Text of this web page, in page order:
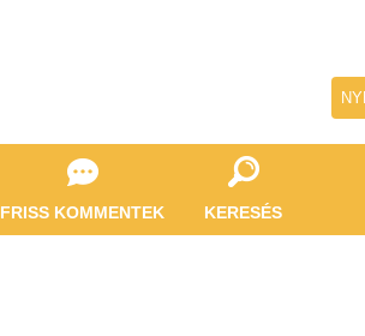
FRISS KOMMENTEK KERESÉS